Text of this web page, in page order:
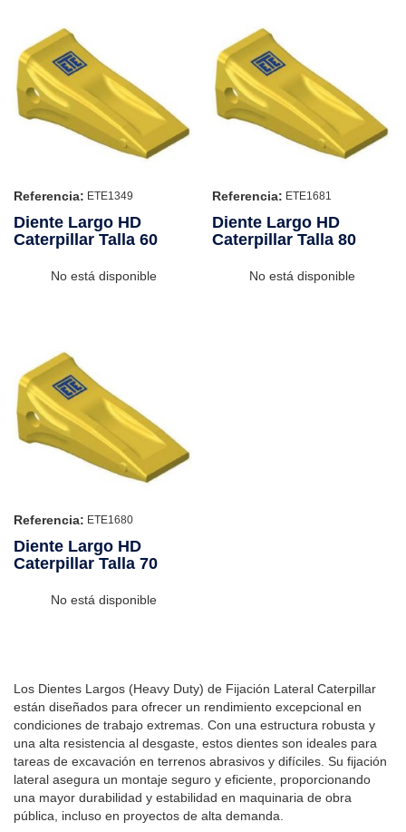
Referencia: ETE1349
Diente Largo HD
Caterpillar Talla 60
No está disponible
Referencia: ETE1681
Diente Largo HD
Caterpillar Talla 80
No está disponible
Referencia: ETE1680
Diente Largo HD
Caterpillar Talla 70
No está disponible
Los Dientes Largos (Heavy Duty) de Fijación Lateral Caterpillar
están diseñados para ofrecer un rendimiento excepcional en
condiciones de trabajo extremas. Con una estructura robusta y
una alta resistencia al desgaste, estos dientes son ideales para
tareas de excavación en terrenos abrasivos y difíciles. Su fijación
lateral asegura un montaje seguro y eficiente, proporcionando
una mayor durabilidad y estabilidad en maquinaria de obra
pública, incluso en proyectos de alta demanda.